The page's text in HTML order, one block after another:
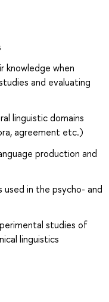
knowledge when
and evaluating
linguistic domains
agreement etc.)
production and
in the psycho- and
studies of
linguistics